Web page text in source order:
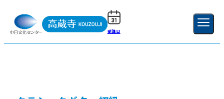
受講日 新規登録